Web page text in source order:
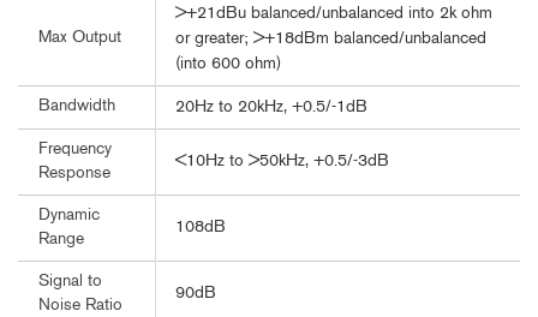
Max Output
>+21dBu balanced/unbalanced into 2k ohm
or greater; >+18dBm balanced/unbalanced
(into 600 ohm)
Bandwidth 20Hz to 20kHz, +0.5/-1dB
Frequency
Response
<10Hz to >50kHz, +0.5/-3dB
Dynamic
Range
108dB
Signal to
Noise Ratio
90dB